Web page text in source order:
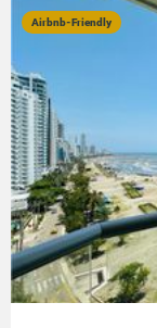
Airbnb-Friendly